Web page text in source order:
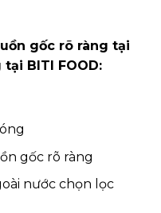
gốc rõ ràng tại
BITI FOOD:
gốc rõ ràng
nước chọn lọc